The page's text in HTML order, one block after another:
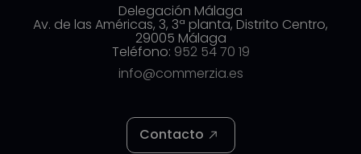
Delegación Málaga
Av. de las Américas, 3, 3ª planta, Distrito Centro,
29005 Málaga
Teléfono: 952 54 70 19
info@commerzia.es
Contacto